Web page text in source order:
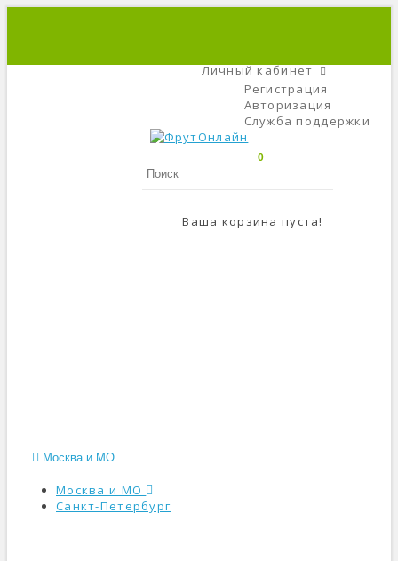
Личный кабинет
Регистрация
Авторизация
Служба поддержки
0
Ваша корзина пуста!
Москва и МО
Москва и МО
Санкт-Петербург